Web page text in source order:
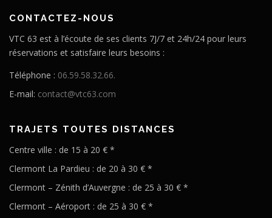
CONTACTEZ-NOUS
VTC 63 est à l’écoute de ses clients 7J/7 et 24h/24 pour leurs
réservations et satisfaire leurs besoins :
Téléphone : 06.59.58.32.66.
E-mail: contact@vtc63.com
TRAJETS TOUTES DISTANCES
Centre ville : de 15 à 20 € *
Clermont La Pardieu : de 20 à 30 € *
Clermont – Zénith d’Auvergne : de 25 à 30 € *
Clermont – Aéroport : de 25 à 30 € *